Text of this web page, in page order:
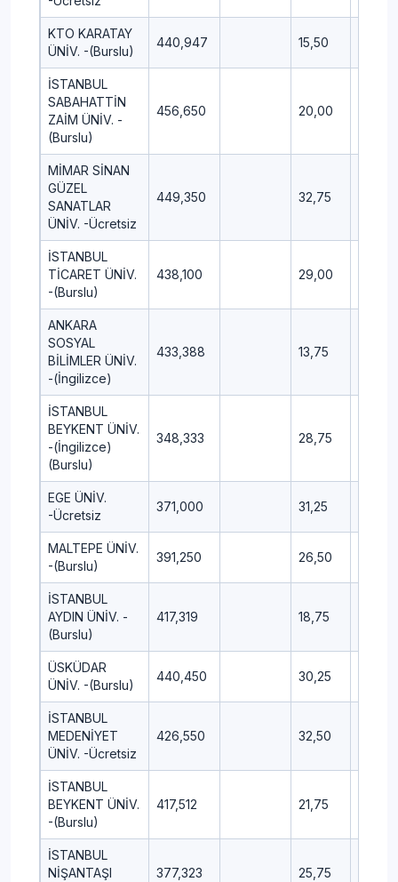
KTO KARATAY
ÜNİV. -(Burslu)
440,947 15,50
İSTANBUL
SABAHATTİN
ZAİM ÜNİV. -
(Burslu)
456,650 20,00
MİMAR SİNAN
GÜZEL
SANATLAR
ÜNİV. -Ücretsiz
449,350 32,75
İSTANBUL
TİCARET ÜNİV.
-(Burslu)
438,100 29,00
ANKARA
SOSYAL
BİLİMLER ÜNİV.
-(İngilizce)
433,388 13,75
İSTANBUL
BEYKENT ÜNİV.
-(İngilizce)
(Burslu)
348,333 28,75
EGE ÜNİV.
-Ücretsiz
371,000 31,25
MALTEPE ÜNİV.
-(Burslu)
391,250 26,50
İSTANBUL
AYDIN ÜNİV. -
(Burslu)
417,319 18,75
ÜSKÜDAR
ÜNİV. -(Burslu)
440,450 30,25
İSTANBUL
MEDENİYET
ÜNİV. -Ücretsiz
426,550 32,50
İSTANBUL
BEYKENT ÜNİV.
-(Burslu)
417,512 21,75
İSTANBUL
NİŞANTAŞI
377,323 25,75